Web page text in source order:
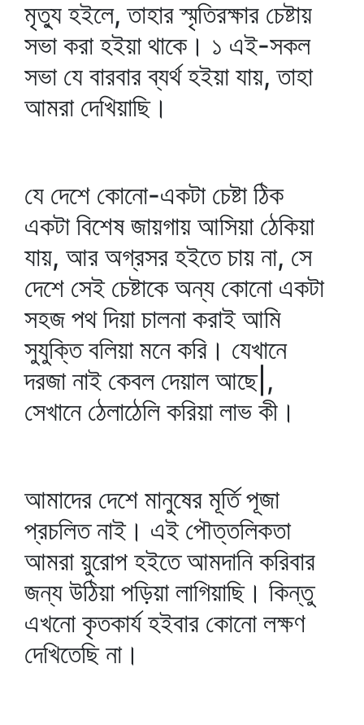
মৃত্যু হইলে, তাহার স্মৃতিরক্ষার চেষ্টায়
সভা করা হইয়া থাকে। ১ এই-সকল
সভা যে বারবার ব্যর্থ হইয়া যায়, তাহা
আমরা দেখিয়াছি।
যে দেশে কোনো-একটা চেষ্টা ঠিক
একটা বিশেষ জায়গায় আসিয়া ঠেকিয়া
যায়, আর অগ্রসর হইতে চায় না, সে
দেশে সেই চেষ্টাকে অন্য কোনো একটা
সহজ পথ দিয়া চালনা করাই আমি
সুযুক্তি বলিয়া মনে করি। যেখানে
দরজা নাই কেবল দেয়াল আছে|,
সেখানে ঠেলাঠেলি করিয়া লাভ কী।
আমাদের দেশে মানুষের মূর্তি পূজা
প্রচলিত নাই। এই পৌত্তলিকতা
আমরা য়ুরোপ হইতে আমদানি করিবার
জন্য উঠিয়া পড়িয়া লাগিয়াছি। কিন্তু
এখনো কৃতকার্য হইবার কোনো লক্ষণ
দেখিতেছি না।